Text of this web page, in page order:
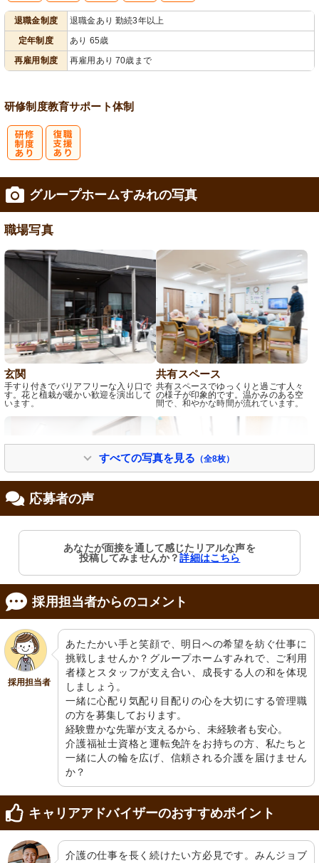
退職金制度
退職金あり 勤続3年以上
定年制度
あり 65歳
再雇用制度
再雇用あり 70歳まで
研修制度教育サポート体制
グループホームすみれの写真
職場写真
玄関
手すり付きでバリアフリーな入り口で
す。花と植栽が暖かい歓迎を演出して
います。
共有スペース
共有スペースでゆっくりと過ごす人々
の様子が印象的です。温かみのある空
間で、和やかな時間が流れています。
明るい光が差し込む清潔感のある廊下
です。使い勝手を考えた手すりが設置
されています。
浴室
安全に配慮した手すりや座席が備わっ
ており、利用者の快適さを重視してい
明るく清潔感がある外観です。階段は
手すりがしっかりしており、安全面に
配慮されています。
玄関
心地よい空間へ誘う案内板が、あなた
をお待ちしています。
すべての写真を見る （全8枚）
応募者の声
あなたが面接を通して感じたリアルな声を
投稿してみませんか？詳細はこちら
採用担当者からのコメント
採用担当者
あたたかい手と笑顔で、明日への希望を紡ぐ仕事に
挑戦しませんか？グループホームすみれで、ご利用
者様とスタッフが支え合い、成長する人の和を体現
しましょう。
一緒に心配り気配り目配りの心を大切にする管理職
の方を募集しております。
経験豊かな先輩が支えるから、未経験者も安心。
介護福祉士資格と運転免許をお持ちの方、私たちと
一緒に人の輪を広げ、信頼される介護を届けません
か？
キャリアアドバイザーのおすすめポイント
介護の仕事を長く続けたい方必見です。みんジョブ